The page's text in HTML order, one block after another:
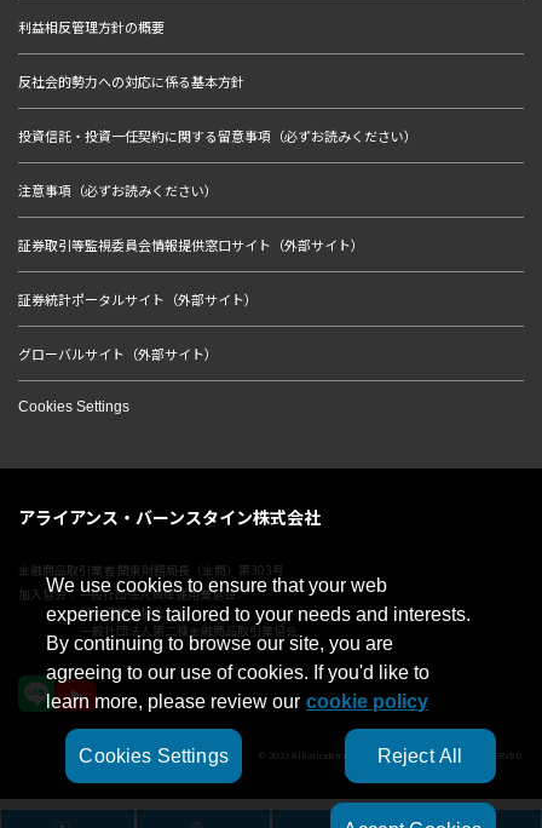
利益相反管理方針の概要
反社会的勢力への対応に係る基本方針
投資信託・投資一任契約に関する留意事項（必ずお読みください）
注意事項（必ずお読みください）
証券取引等監視委員会情報提供窓口サイト（外部サイト）
証券統計ポータルサイト（外部サイト）
グローバルサイト（外部サイト）
Cookies Settings
アライアンス・バーンスタイン株式会社
金融商品取引業者 関東財務局長（金商）第303号
加入協会：一般社団法人資産運用業協会／
日本証券業協会／
一般社団法人第二種金融商品取引業協会
© 2023 AllianceBernstein Japan Ltd. ALL RIGHTS RESERVED.
We use cookies to ensure that your web
experience is tailored to your needs and interests.
By continuing to browse our site, you are
agreeing to our use of cookies. If you'd like to
learn more, please review our cookie policy
Cookies Settings Reject All